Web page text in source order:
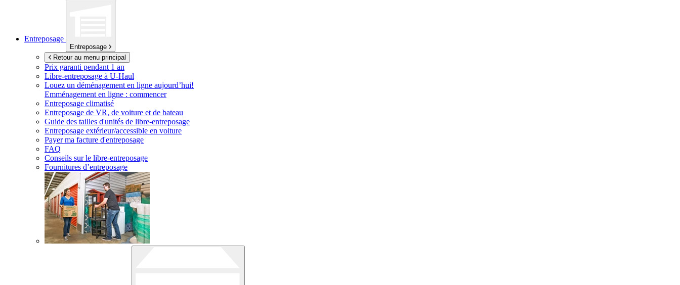
Entreposage
Entreposage
Retour au menu principal
Prix garanti pendant 1 an
Libre-entreposage à U-Haul
Louez un déménagement en ligne aujourd’hui!
Emménagement en ligne : commencer
Entreposage climatisé
Entreposage de VR, de voiture et de bateau
Guide des tailles d'unités de libre-entreposage
Entreposage extérieur/accessible en voiture
Payer ma facture d'entreposage
FAQ
Conseils sur le libre-entreposage
Fournitures d’entreposage